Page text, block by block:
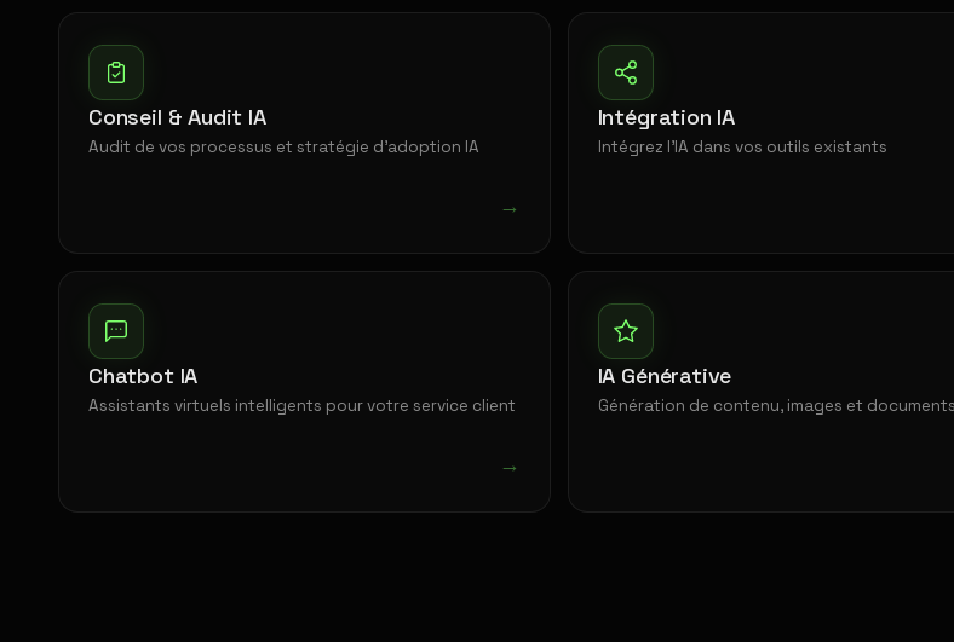
Conseil & Audit IA
Audit de vos processus et stratégie d'adoption IA
→
Intégration IA
Intégrez l'IA dans vos outils existants
Chatbot IA
Assistants virtuels intelligents pour votre service client
→
IA Générative
Génération de contenu, images et